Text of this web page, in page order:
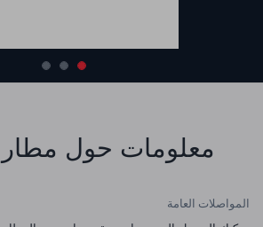
معلومات حول
المواصلات العامة